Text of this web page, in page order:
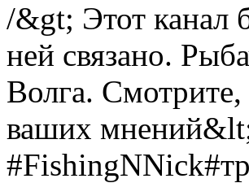
/&gt; Этот канал
ней связано.
Волга. Смотрите,
ваших